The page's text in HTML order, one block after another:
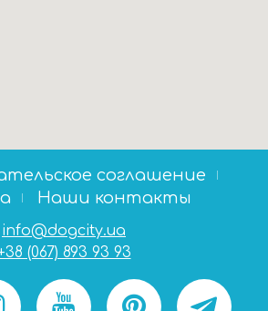
соглашение
Наши контакты
info@dogcity.ua
(067) 893 93 93